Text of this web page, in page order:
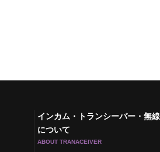
インカム・トランシーバー・無
について
ABOUT TRANACEIVER